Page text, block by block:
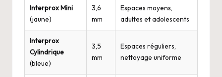
Interprox Mini
(jaune)
3,6
mm
Espaces moyens,
adultes et adolescents
Interprox
Cylindrique
(bleue)
3,5
mm
Espaces réguliers,
nettoyage uniforme